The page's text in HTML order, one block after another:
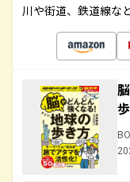
川や街道、鉄道線な